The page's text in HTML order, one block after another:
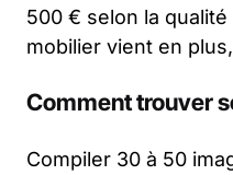
500 € selon la
mobilier vient en
Comment trouver
Compiler 30 à 50